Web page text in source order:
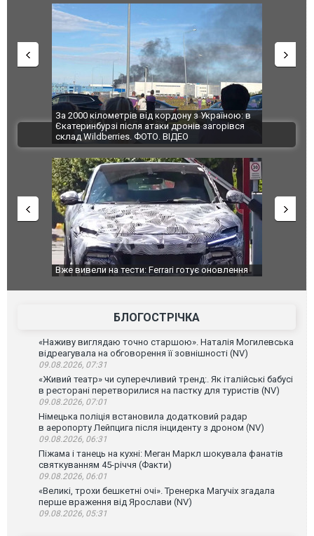
За 2000 кілометрів від кордону з Україною: в
Єкатеринбурзі після атаки дронів загорівся
склад Wildberries. ФОТО. ВІДЕО
"Мої
ВІДЕО
Вже вивели на тести: Ferrari готує оновлення
Вийшов
фільму
БЛОГОСТРІЧКА
«Наживу виглядаю точно старшою». Наталія Могилевська
відреагувала на обговорення її зовнішності (NV)
09.08.2026, 07:31
«Живий театр» чи суперечливий тренд:. Як італійські бабусі
в ресторані перетворилися на пастку для туристів (NV)
09.08.2026, 07:01
Німецька поліція встановила додатковий радар
в аеропорту Лейпцига після інциденту з дроном (NV)
09.08.2026, 06:31
Піжама і танець на кухні: Меган Маркл шокувала фанатів
святкуванням 45-річчя (Факти)
09.08.2026, 06:01
«Великі, трохи бешкетні очі». Тренерка Магучіх згадала
перше враження від Ярослави (NV)
09.08.2026, 05:31